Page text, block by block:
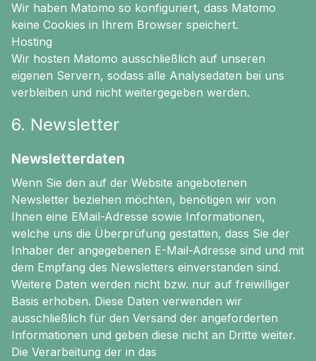
Wir haben Matomo so konfiguriert, dass Matomo
keine Cookies in Ihrem Browser speichert.
Hosting
Wir hosten Matomo ausschließlich auf unseren
eigenen Servern, sodass alle Analysedaten bei uns
verbleiben und nicht weitergegeben werden.
6. Newsletter
Newsletterdaten
Wenn Sie den auf der Website angebotenen
Newsletter beziehen möchten, benötigen wir von
Ihnen eine EMail-Adresse sowie Informationen,
welche uns die Überprüfung gestatten, dass Sie der
Inhaber der angegebenen E-Mail-Adresse sind und mit
dem Empfang des Newsletters einverstanden sind.
Weitere Daten werden nicht bzw. nur auf freiwilliger
Basis erhoben. Diese Daten verwenden wir
ausschließlich für den Versand der angeforderten
Informationen und geben diese nicht an Dritte weiter.
Die Verarbeitung der in das